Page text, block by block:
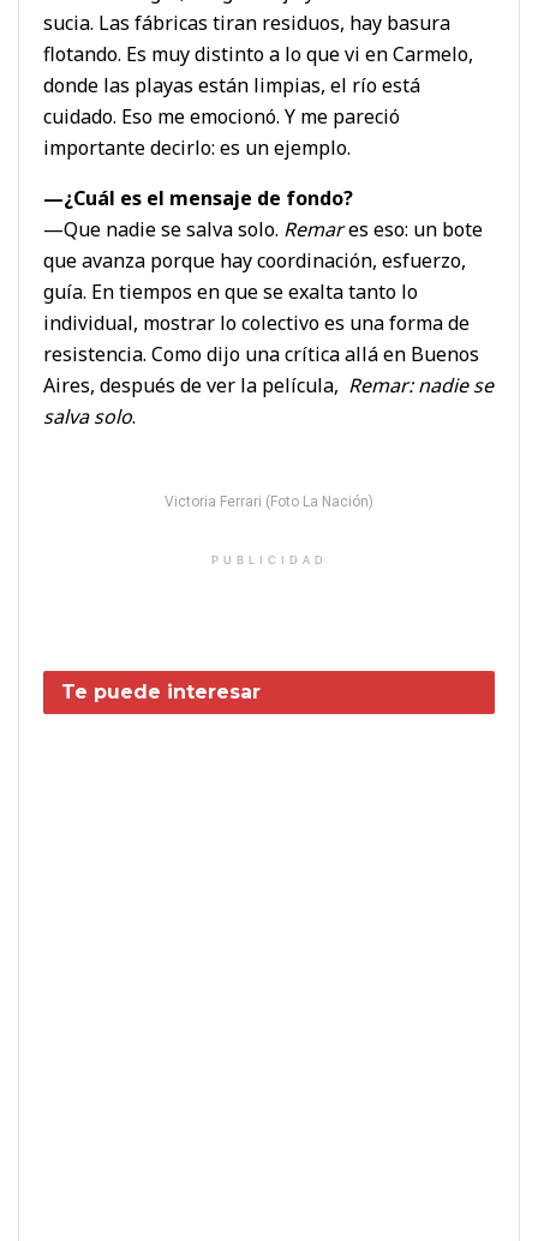
sucia. Las fábricas tiran residuos, hay basura
flotando. Es muy distinto a lo que vi en Carmelo,
donde las playas están limpias, el río está
cuidado. Eso me emocionó. Y me pareció
importante decirlo: es un ejemplo.
—¿Cuál es el mensaje de fondo?
—Que nadie se salva solo. Remares eso: un bote
que avanza porque hay coordinación, esfuerzo,
guía. En tiempos en que se exalta tanto lo
individual, mostrar lo colectivo es una forma de
resistencia. Como dijo una crítica allá en Buenos
Aires, después de ver la película, Remar: nadie se
salva solo.
Victoria Ferrari (Foto La Nación)
PUBLICIDAD
Te puede interesar